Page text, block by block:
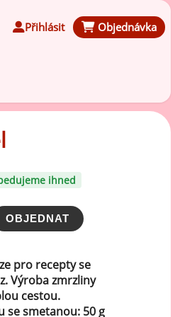
pasty
pasty
Přihlásit Objednávka
ihned
pro recepty se
Výroba zmrzliny
cestou.
se smetanou: 50 g